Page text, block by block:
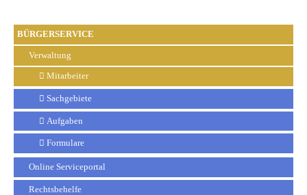
BÜRGERSERVICE
Verwaltung
Mitarbeiter
Sachgebiete
Aufgaben
Formulare
Online Serviceportal
Rechtsbehelfe